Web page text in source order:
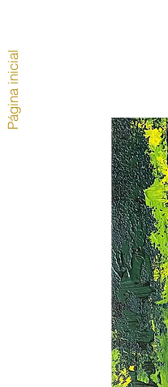
Página inicial